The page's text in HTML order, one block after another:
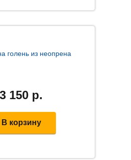
голень из неопрена
3 150 р.
В корзину